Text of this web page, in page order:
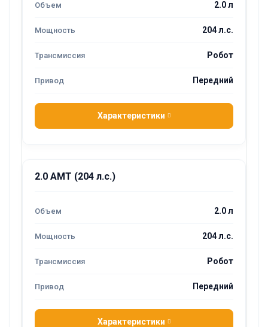
2.0 л
204 л.с.
Робот
Передний
Характеристики
2.0 AMT (204 л.с.)
2.0 л
204 л.с.
Робот
Передний
Характеристики